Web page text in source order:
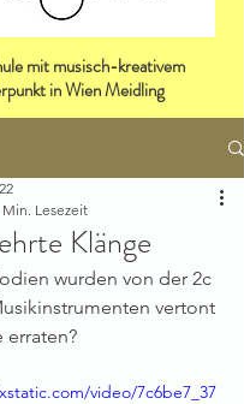
mit musisch-kreativem
in Wien Meidling
Klänge
Min. Lesezeit
wurden von der 2c
vertont
erraten?
video/7c6be7_37